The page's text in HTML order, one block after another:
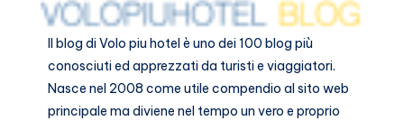
Il blog diVolo piu hotelè uno dei 100 blog più
conosciuti ed apprezzati da turisti e viaggiatori.
Nasce nel 2008 come utile compendio al sito web
principale ma diviene nel tempo un vero e proprio